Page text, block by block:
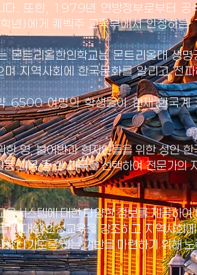
다. 또한, 1979년 연방정부로부터
)에게 퀘벡주 교육부에서 인정하는
몬트리올한인학교는 몬트리올대 생
지역사회에 한국문화를 알리고 전
6500 여명의 학생들이 현재 한국계
영, 불어반과 현지인들을 위한 성인
과목 중 한 과목을 선택하여 전문가의
시스템에 대한 다양한 정보를 제공하
에 대한 인성교육을 강조하고 지역사회
나가도록 하는 기반을 마련하기 위해